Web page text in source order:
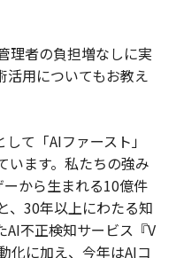
者の負担増なしに実
活用についてもお教え
て「AIファースト」
います。私たちの強み
から生まれる10億件
、30年以上にわたる知
AI不正検知サービス『V
化に加え、今年はAIコ